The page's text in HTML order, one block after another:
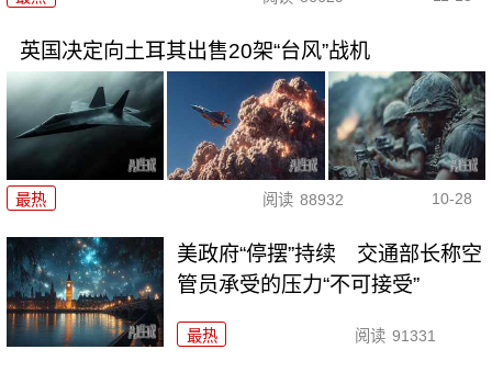
英国决定向土耳其出售20架“台风”战机
最热 阅读 88932 10-28
美政府“停摆”持续 交通部长称空
管员承受的压力“不可接受”
最热 阅读 91331